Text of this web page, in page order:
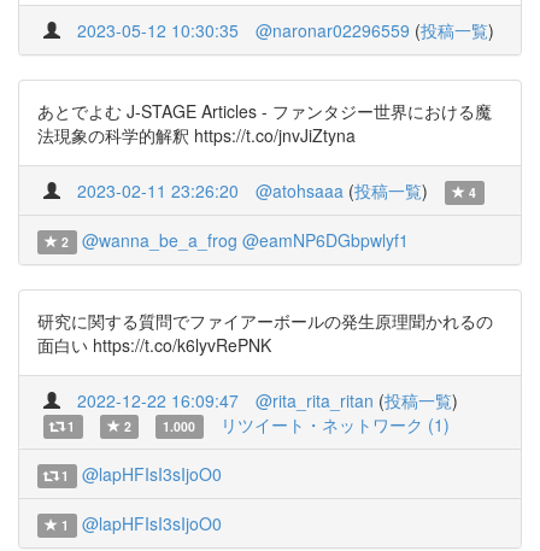
2023-05-12 10:30:35 @naronar02296559 (投稿一覧)
あとでよむ J-STAGE Articles - ファンタジー世界における魔
法現象の科学的解釈 https://t.co/jnvJiZtyna
2023-02-11 23:26:20 @atohsaaa (投稿一覧) 4
2 @wanna_be_a_frog @eamNP6DGbpwlyf1
研究に関する質問でファイアーボールの発生原理聞かれるの
面白い https://t.co/k6lyvRePNK
2022-12-22 16:09:47 @rita_rita_ritan (投稿一覧)
1 2 1.000 リツイート・ネットワーク (1)
1 @lapHFIsI3sIjoO0
1 @lapHFIsI3sIjoO0